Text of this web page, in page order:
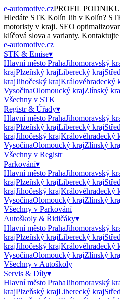
e-automotive.czPROFIL PODNIKU
Hledáte STK Kolín Jih v Kolín?
motoristy v kraji. SEO
klíčová slova a varianty.
e-automotive.cz
STK & Emise▾
Hlavní město PrahaJihomoravský
krajPlzeňský krajLiberecký kraj
krajJihočeský krajKrálovéhradecký
VysočinaOlomoucký krajZlínský
Všechny v STK
Registr & Úřady▾
Hlavní město PrahaJihomoravský
krajPlzeňský krajLiberecký kraj
krajJihočeský krajKrálovéhradecký
VysočinaOlomoucký krajZlínský
Všechny v Registr
Parkování▾
Hlavní město PrahaJihomoravský
krajPlzeňský krajLiberecký kraj
krajJihočeský krajKrálovéhradecký
VysočinaOlomoucký krajZlínský
Všechny v Parkování
Autoškoly & Řidičáky▾
Hlavní město PrahaJihomoravský
krajPlzeňský krajLiberecký kraj
krajJihočeský krajKrálovéhradecký
VysočinaOlomoucký krajZlínský
Všechny v Autoškoly
Servis & Díly▾
Hlavní město PrahaJihomoravský
krajPlzeňský krajLiberecký kraj